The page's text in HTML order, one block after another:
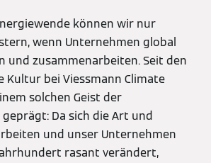
können wir nur
wenn Unternehmen global
und zusammenarbeiten. Seit den
Kultur bei Viessmann Climate
solchen Geist der
Da sich die Art und
und unser Unternehmen
rasant verändert,